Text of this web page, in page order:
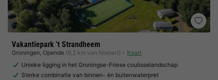
Vakantiepark 't Strandheem
Groningen, Opende (9,2 km van Niebert)
Kaart
Unieke ligging in het Groningse-Friese coulisselandschap
Sterke combinatie van binnen- én buitenwaterpret